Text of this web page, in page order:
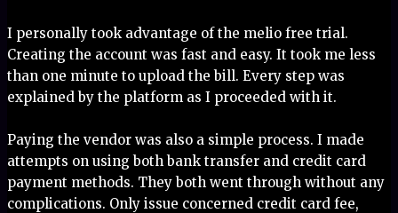
I personally took advantage of the melio free trial.
Creating the account was fast and easy. It took me less
than one minute to upload the bill. Every step was
explained by the platform as I proceeded with it.
Paying the vendor was also a simple process. I made
attempts on using both bank transfer and credit card
payment methods. They both went through without any
complications. Only issue concerned credit card fee,